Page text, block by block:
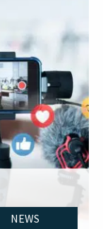
NEWS